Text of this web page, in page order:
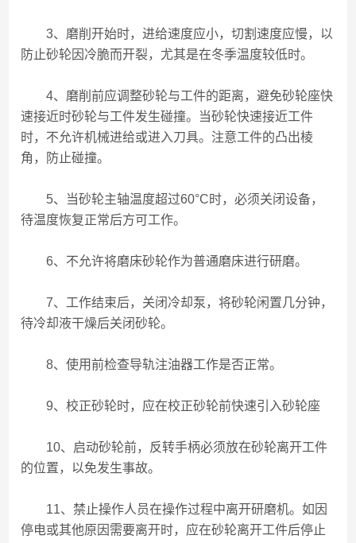
3、磨削开始时，进给速度应小，切割速度应慢，以
防止砂轮因冷脆而开裂，尤其是在冬季温度较低时。
4、磨削前应调整砂轮与工件的距离，避免砂轮座快
速接近时砂轮与工件发生碰撞。当砂轮快速接近工件
时，不允许机械进给或进入刀具。注意工件的凸出棱
角，防止碰撞。
5、当砂轮主轴温度超过60°C时，必须关闭设备，
待温度恢复正常后方可工作。
6、不允许将磨床砂轮作为普通磨床进行研磨。
7、工作结束后，关闭冷却泵，将砂轮闲置几分钟，
待冷却液干燥后关闭砂轮。
8、使用前检查导轨注油器工作是否正常。
9、校正砂轮时，应在校正砂轮前快速引入砂轮座
10、启动砂轮前，反转手柄必须放在砂轮离开工件
的位置，以免发生事故。
11、禁止操作人员在操作过程中离开研磨机。如因
停电或其他原因需要离开时，应在砂轮离开工件后停止